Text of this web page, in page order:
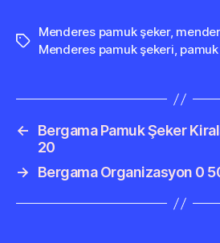
Etiketler
Menderes pamuk şeker,
Menderes pamuk şekeri,
←
Bergama Pamuk Şeker
20
→
Bergama Organizasyon 0